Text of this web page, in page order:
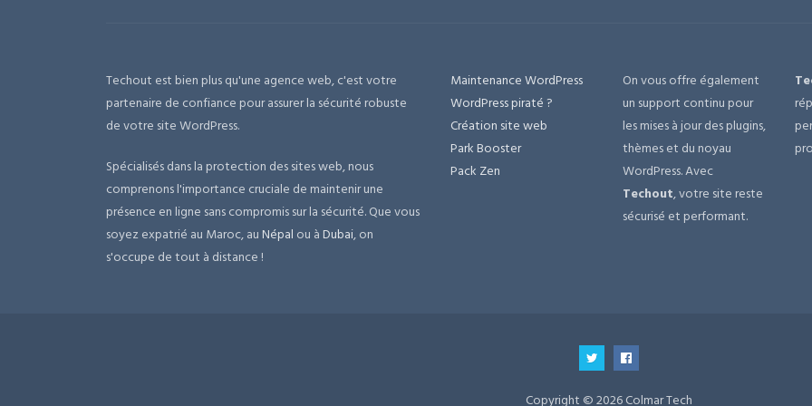
Techout est bien plus qu'une agence web, c'est votre
partenaire de confiance pour assurer la sécurité robuste
de votre site WordPress.
Spécialisés dans la protection des sites web, nous
comprenons l'importance cruciale de maintenir une
présence en ligne sans compromis sur la sécurité. Que vous
soyez expatrié au Maroc, auNépal ou àDubai, on
s'occupe de tout à distance !
Maintenance WordPress
WordPress piraté ?
Création site web
Park Booster
Pack Zen
On vous offre également
un support continu pour
les mises à jour des plugins,
thèmes et du noyau
WordPress. Avec
Techout, votre site reste
sécurisé et performant.
Copyright © 2026 Colmar Tech